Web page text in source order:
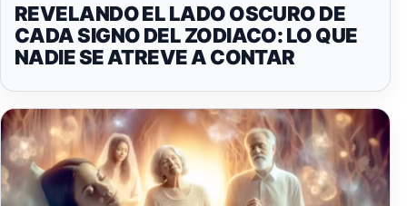
REVELANDO EL LADO OSCURO DE
CADA SIGNO DEL ZODIACO: LO QUE
NADIE SE ATREVE A CONTAR